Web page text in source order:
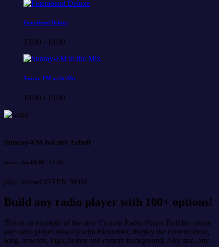
Feierabend Deluxe
15:00 - 18:00
Sunray-FM in the Mix
18:00 - 19:00
Sunray-FM bei der Arbeit
access_time09:00 - 15:00
play_arrowLISTEN NOW
Build any radio player with 100+ options!
This is an example of the new Custom Radio Player Builder: create
any radio player visually with Elementor, display the current show,
song, artwork, logo, button and custom background. Any size, any